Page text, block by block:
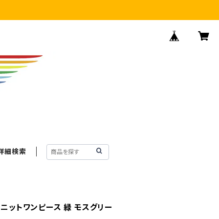
細検索
ットワンピース 緑 モスグリー